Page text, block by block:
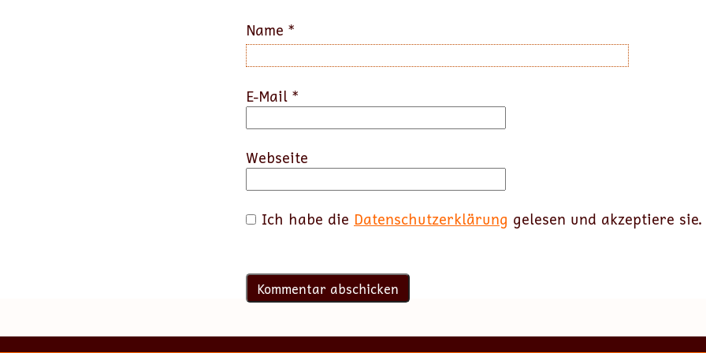
Name *
E-Mail *
Webseite
Ich habe die Datenschutzerklärung gelesen und akzeptiere sie.